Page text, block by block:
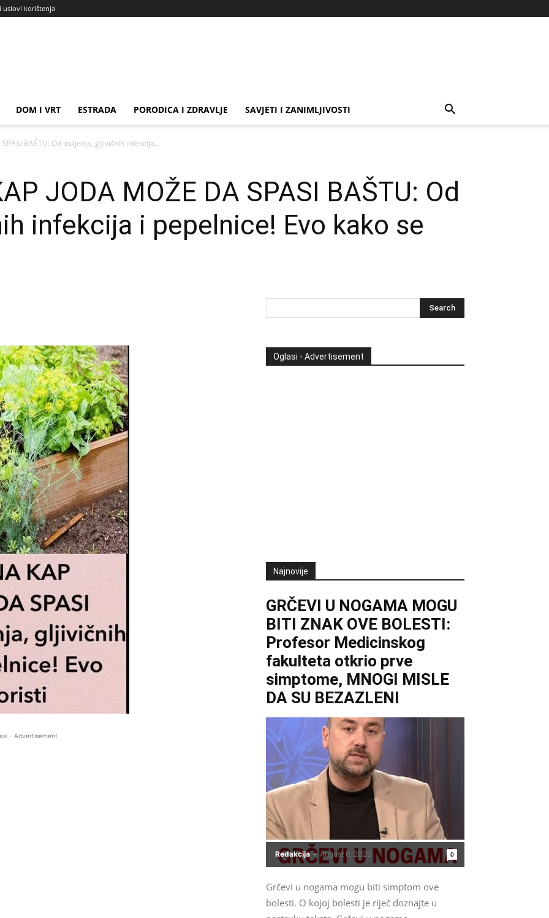
uslovi korištenja
DOM I VRT ESTRADA PORODICA I ZDRAVLJE SAVJETI I ZANIMLJIVOSTI
SPASI BAŠTU: Od truljenja, gljivičnih infekcija...
JODA MOŽE DA SPASI BAŠTU: Od
infekcija i pepelnice! Evo kako se
- Advertisement
Oglasi - Advertisement
Najnovije
GRČEVI U NOGAMA MOGU
BITI ZNAK OVE BOLESTI:
Profesor Medicinskog
fakulteta otkrio prve
simptome, MNOGI MISLE
DA SU BEZAZLENI
Redakcija - August 6, 2026 0
Grčevi u nogama mogu biti simptom ove
bolesti. O kojoj bolesti je riječ doznajte u